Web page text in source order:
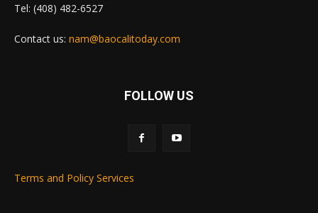
Tel: (408) 482-6527
Contact us: nam@baocalitoday.com
FOLLOW US
Terms and Policy Services